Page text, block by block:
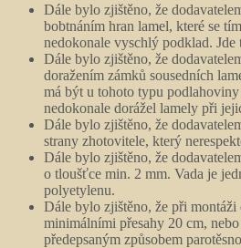
Dále bylo zjištěno, že
bobtnáním hran lamel, které se
nedokonale vyschlý podklad.
Dále bylo zjištěno, že
doražením zámků sousedních
má být u tohoto typu
nedokonale dorážel lamely při
Dále bylo zjištěno, že
strany zhotovitele, který
Dále bylo zjištěno, že
o tloušťce min. 2 mm. Vada je
polyetylenu.
Dále bylo zjištěno, že při
minimálními přesahy 20 cm,
předepsaným způsobem